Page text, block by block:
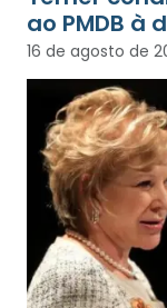
ao PMDB à
16 de agosto de